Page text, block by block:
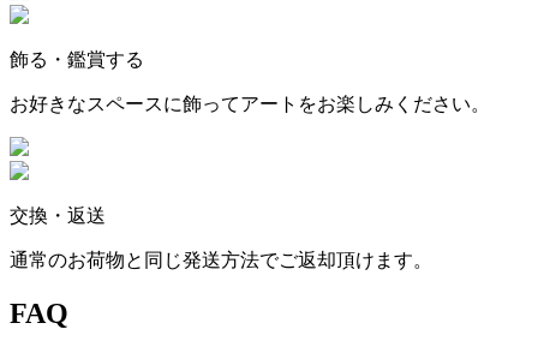
飾る・鑑賞する
お好きなスペースに飾ってアートをお楽しみください。
交換・返送
通常のお荷物と同じ発送方法でご返却頂けます。
FAQ